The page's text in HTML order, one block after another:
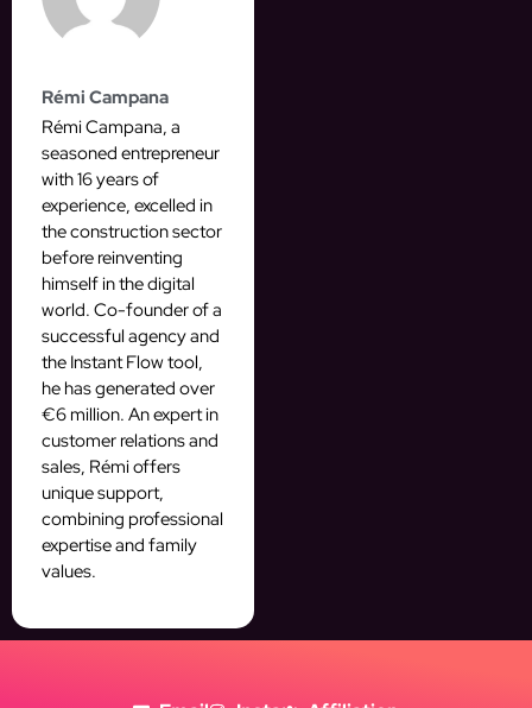
Rémi Campana
Rémi Campana, a
seasoned entrepreneur
with 16 years of
experience, excelled in
the construction sector
before reinventing
himself in the digital
world. Co-founder of a
successful agency and
the Instant Flow tool,
he has generated over
€6 million. An expert in
customer relations and
sales, Rémi offers
unique support,
combining professional
expertise and family
values.